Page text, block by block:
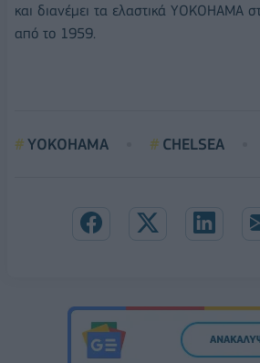
και διανέμει τα ελαστικά ΥΟΚΟΗΑΜΑ
από το 1959.
ΥΟΚΟΗΑΜΑ CHELSEA